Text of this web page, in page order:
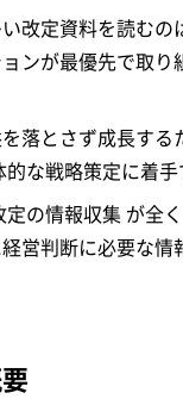
改定資料を読むの
ンが最優先で取り
落とさず成長する
的な戦略策定に着
定の情報収集 が全
営判断に必要な情